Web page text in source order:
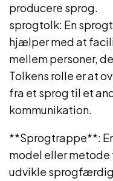
producere sprog.
sprogtolk: En
hjælper med at
mellem personer,
Tolkens rolle er at
fra et sprog til et
kommunikation.
**Sprogtrappe**:
model eller
udvikle